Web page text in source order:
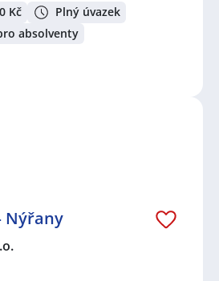
Kč
Plný úvazek
absolventy
Nýřany